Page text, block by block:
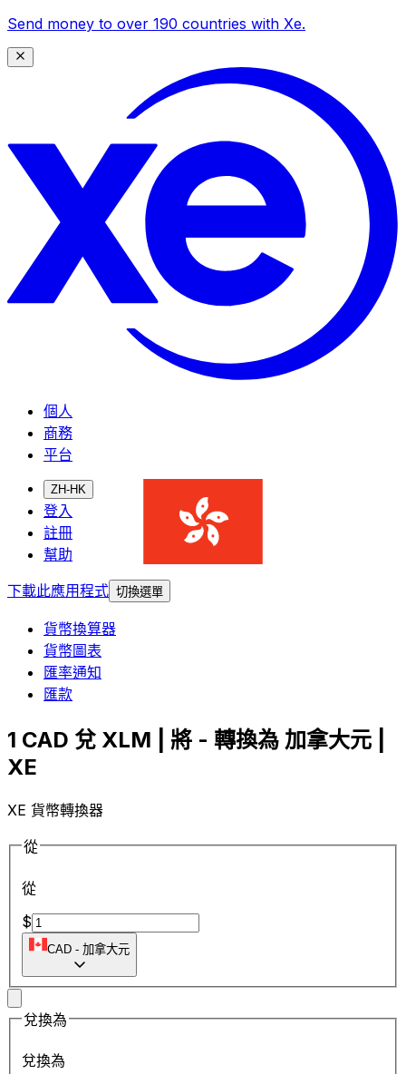
Send money to over 190 countries with Xe.
個人
商務
平台
ZH-HK
登入
註冊
幫助
下載此應用程式 切換選單
貨幣換算器
貨幣圖表
匯率通知
匯款
1 CAD 兌 XLM | 將 - 轉換為 加拿大元 |
XE
XE 貨幣轉換器
從
從
$
CAD - 加拿大元
兌換為
兌換為